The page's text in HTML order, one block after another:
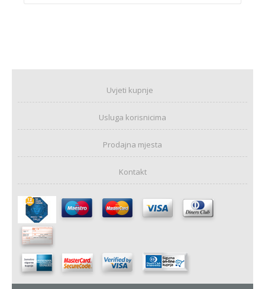
Uvjeti kupnje
Usluga korisnicima
Prodajna mjesta
Kontakt